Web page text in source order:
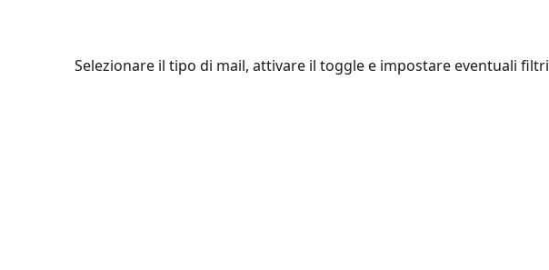
Selezionare il tipo di mail, attivare il toggle e impostare eventuali filtri